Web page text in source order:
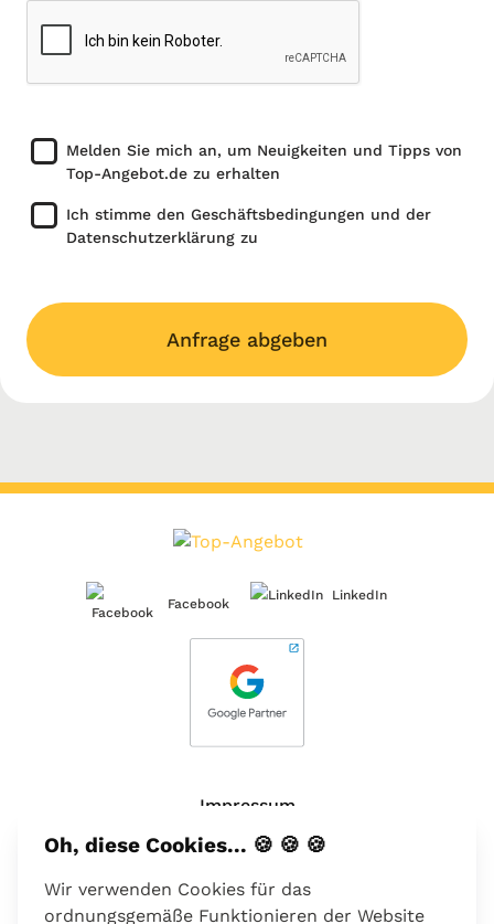
Melden Sie mich an, um Neuigkeiten und Tipps von
Top-Angebot.de zu erhalten
Ich stimme den Geschäftsbedingungen und der
Datenschutzerklärung zu
Anfrage abgeben
Facebook
LinkedIn
Impressum
Über uns
Kontakt
Oh, diese Cookies... 🍪 🍪 🍪
Wir verwenden Cookies für das
ordnungsgemäße Funktionieren der Website